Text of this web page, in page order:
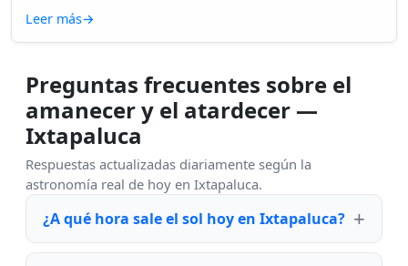
Leer más→
Preguntas frecuentes sobre el
amanecer y el atardecer —
Ixtapaluca
Respuestas actualizadas diariamente según la
astronomía real de hoy en Ixtapaluca.
¿A qué hora sale el sol hoy en Ixtapaluca?